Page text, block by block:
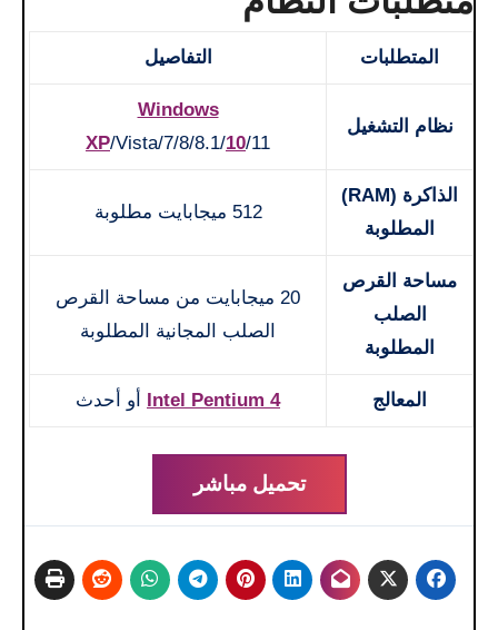
المتطلبات التفاصيل
نظام التشغيل
Windows
XP/Vista/7/8/8.1/10/11
الذاكرة (RAM)
المطلوبة
512 ميجابايت مطلوبة
مساحة القرص
الصلب
المطلوبة
20 ميجابايت من مساحة القرص
الصلب المجانية المطلوبة
المعالج Intel Pentium 4 أو أحدث
تحميل مباشر